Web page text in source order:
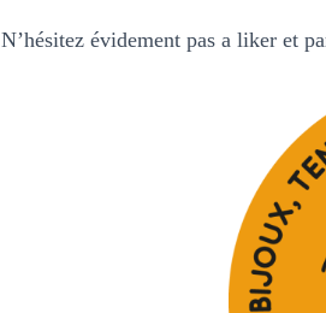
N’hésitez évidement pas a liker et